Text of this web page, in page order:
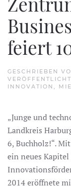
feiert
GESCHRIEBEN
INNOVATION ,
„Junge und
Landkreis
6, Buchholz!“.
ein neues
2014 eröffnete